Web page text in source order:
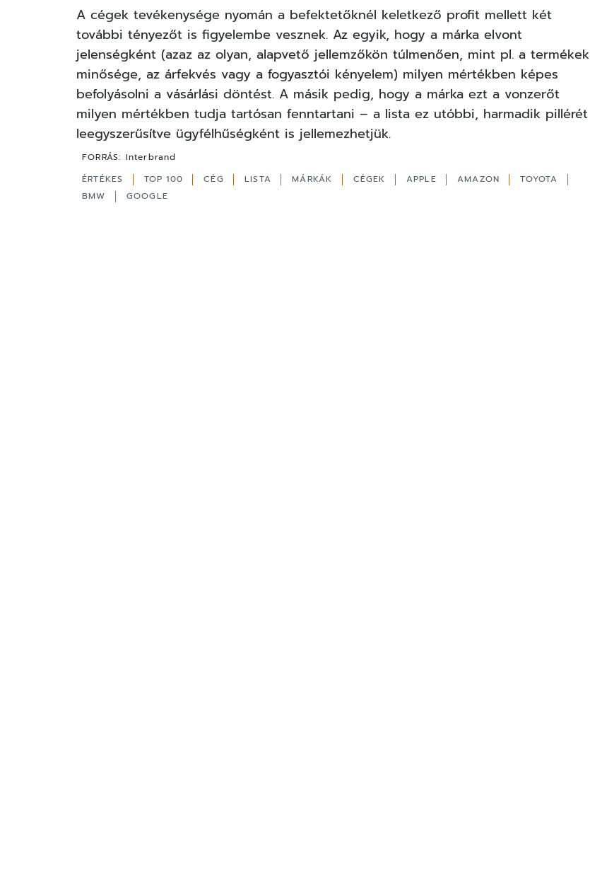
A cégek tevékenysége nyomán a befektetőknél keletkező profit mellett két
további tényezőt is figyelembe vesznek. Az egyik, hogy a márka elvont
jelenségként (azaz az olyan, alapvető jellemzőkön túlmenően, mint pl. a termékek
minősége, az árfekvés vagy a fogyasztói kényelem) milyen mértékben képes
befolyásolni a vásárlási döntést. A másik pedig, hogy a márka ezt a vonzerőt
milyen mértékben tudja tartósan fenntartani – a lista ez utóbbi, harmadik pillérét
leegyszerűsítve ügyfélhűségként is jellemezhetjük.
FORRÁS: Interbrand
ÉRTÉKES
TOP 100 CÉG LISTA MÁRKÁK CÉGEK APPLE AMAZON
TOYOTA
BMW
GOOGLE